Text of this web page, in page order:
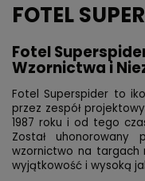
FOTEL
Fotel
Wzornictwa i
Fotel Superspider to
przez zespół
1987 roku i od tego
Został uhonorowany
wzornictwo na targach
wyjątkowość i wysoką